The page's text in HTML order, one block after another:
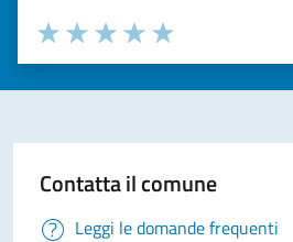
Valuta la chiarezza delle informazioni (da
Seleziona il numero di stelle per
Valuta 5 stelle su 5
Valuta 4 stelle su 5
Valuta 3 stelle su 5
Valuta 2 stelle su 5
Valuta 1 stelle su 5
Contatta il comune
Leggi le domande frequenti